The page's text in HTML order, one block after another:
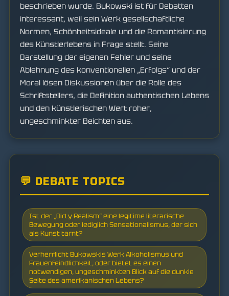
beschrieben wurde. Bukowski ist für Debatten
interessant, weil sein Werk gesellschaftliche
Normen, Schönheitsideale und die Romantisierung
des Künstlerlebens in Frage stellt. Seine
Darstellung der eigenen Fehler und seine
Ablehnung des konventionellen „Erfolgs“ und der
Moral lösen Diskussionen über die Rolle des
Schriftstellers, die Definition authentischen Lebens
und den künstlerischen Wert roher,
ungeschminkter Beichten aus.
💬 DEBATE TOPICS
Ist der „Dirty Realism“ eine legitime literarische
Bewegung oder lediglich Sensationalismus, der sich
als Kunst tarnt?
Verherrlicht Bukowskis Werk Alkoholismus und
Frauenfeindlichkeit, oder bietet es einen
notwendigen, ungeschminkten Blick auf die dunkle
Seite des amerikanischen Lebens?